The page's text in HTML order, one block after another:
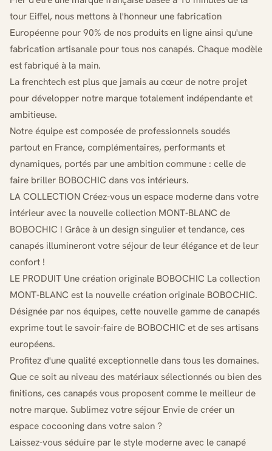
tour Eiffel, nous mettons à l'honneur une fabrication
Européenne pour 90% de nos produits en ligne ainsi qu'une
fabrication artisanale pour tous nos canapés. Chaque modèle
est fabriqué à la main.
La frenchtech est plus que jamais au cœur de notre projet
pour développer notre marque totalement indépendante et
ambitieuse.
Notre équipe est composée de professionnels soudés
partout en France, complémentaires, performants et
dynamiques, portés par une ambition commune : celle de
faire briller BOBOCHIC dans vos intérieurs.
LA COLLECTION Créez-vous un espace moderne dans votre
intérieur avec la nouvelle collection MONT-BLANC de
BOBOCHIC ! Grâce à un design singulier et tendance, ces
canapés illumineront votre séjour de leur élégance et de leur
confort !
LE PRODUIT Une création originale BOBOCHIC La collection
MONT-BLANC est la nouvelle création originale BOBOCHIC.
Désignée par nos équipes, cette nouvelle gamme de canapés
exprime tout le savoir-faire de BOBOCHIC et de ses artisans
européens.
Profitez d'une qualité exceptionnelle dans tous les domaines.
Que ce soit au niveau des matériaux sélectionnés ou bien des
finitions, ces canapés vous proposent comme le meilleur de
notre marque. Sublimez votre séjour Envie de créer un
espace cocooning dans votre salon ?
Laissez-vous séduire par le style moderne avec le canapé